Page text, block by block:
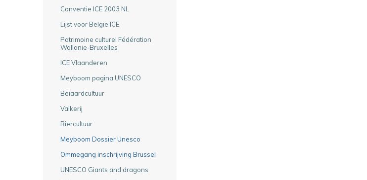
Conventie ICE 2003 NL
Lijst voor België ICE
Patrimoine culturel Fédération
Wallonie-Bruxelles
ICE Vlaanderen
Meyboom pagina UNESCO
Beiaardcultuur
Valkerij
Biercultuur
Meyboom Dossier Unesco
Ommegang inschrijving Brussel
UNESCO Giants and dragons